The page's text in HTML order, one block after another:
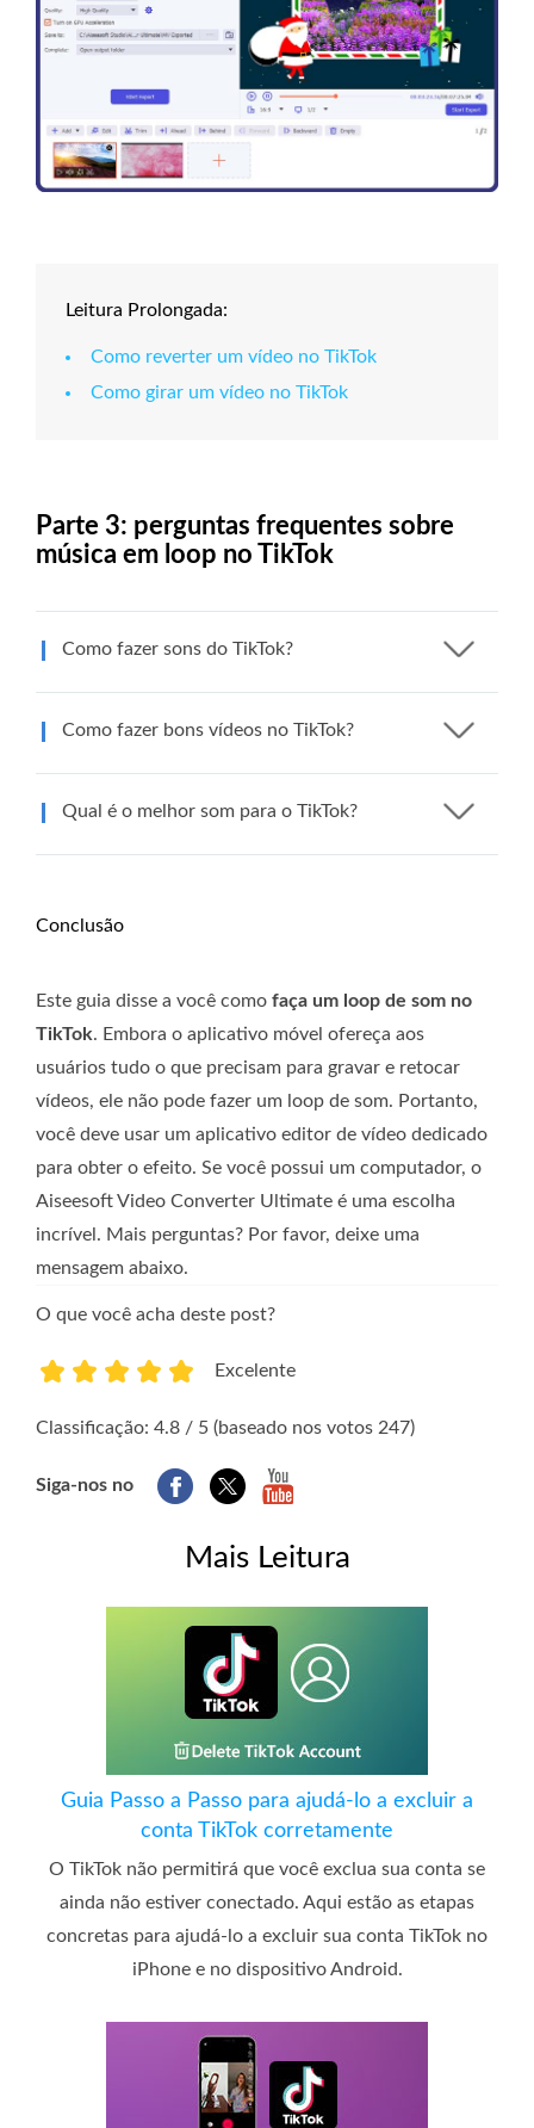
Leitura Prolongada:
Como reverter um vídeo no TikTok
Como girar um vídeo no TikTok
Parte 3: perguntas frequentes sobre
música em loop no TikTok
Como fazer sons do TikTok?
Como fazer bons vídeos no TikTok?
Qual é o melhor som para o TikTok?
Conclusão
Este guia disse a você como faça um loop de som no
TikTok. Embora o aplicativo móvel ofereça aos
usuários tudo o que precisam para gravar e retocar
vídeos, ele não pode fazer um loop de som. Portanto,
você deve usar um aplicativo editor de vídeo dedicado
para obter o efeito. Se você possui um computador, o
Aiseesoft Video Converter Ultimate é uma escolha
incrível. Mais perguntas? Por favor, deixe uma
mensagem abaixo.
O que você acha deste post?
Excelente
Classificação: 4.8 / 5 (baseado nos votos 247)
Siga-nos no
Mais Leitura
Guia Passo a Passo para ajudá-lo a excluir a
conta TikTok corretamente
O TikTok não permitirá que você exclua sua conta se
ainda não estiver conectado. Aqui estão as etapas
concretas para ajudá-lo a excluir sua conta TikTok no
iPhone e no dispositivo Android.